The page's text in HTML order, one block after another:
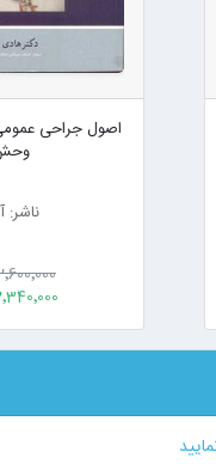
اصول جراحی
ناشر:
2٬600٬000
2٬340٬000